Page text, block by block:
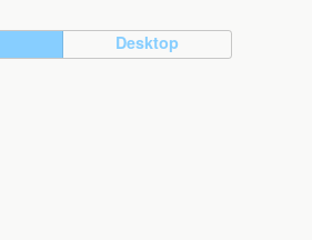
Desktop